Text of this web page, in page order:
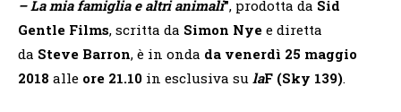
– La mia famiglia e altri animali”, prodotta da Sid
Gentle Films, scritta da Simon Nye e diretta
da Steve Barron, è in onda da venerdì 25 maggio
2018 alle ore 21.10 in esclusiva su laF (Sky 139).